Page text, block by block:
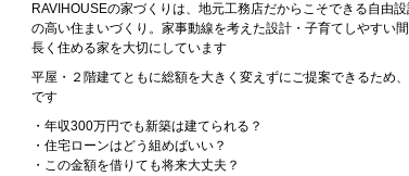
RAVIHOUSEの家づくりは、地元工務店だからこそできる自由
の高い住まいづくり。家事動線を考えた設計・子育てしやすい
長く住める家を大切にしています
平屋・２階建てともに総額を大きく変えずにご提案できるため
です
・年収300万円でも新築は建てられる？
・住宅ローンはどう組めばいい？
・この金額を借りても将来大丈夫？